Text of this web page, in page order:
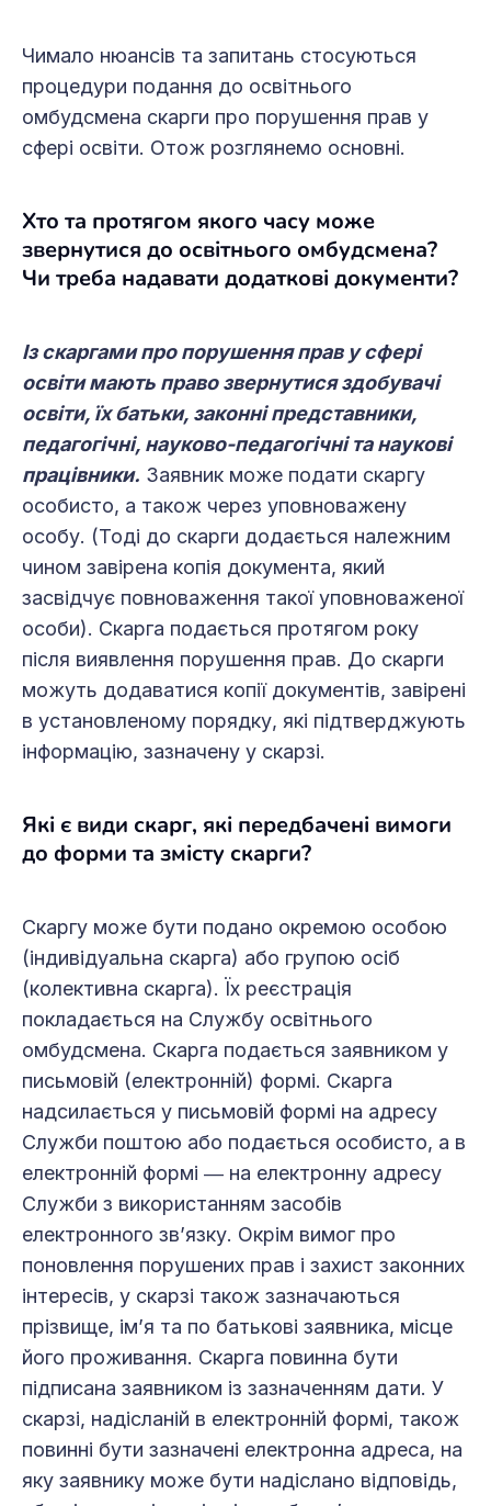
Чимало нюансів та запитань стосуються
процедури подання до освітнього
омбудсмена скарги про порушення прав у
сфері освіти. Отож розглянемо основні.
Хто та протягом якого часу може
звернутися до освітнього омбудсмена?
Чи треба надавати додаткові документи?
Із скаргами про порушення прав у сфері
освіти мають право звернутися здобувачі
освіти, їх батьки, законні представники,
педагогічні, науково-педагогічні та наукові
працівники. Заявник може подати скаргу
особисто, а також через уповноважену
особу. (Тоді до скарги додається належним
чином завірена копія документа, який
засвідчує повноваження такої уповноваженої
особи). Скарга подається протягом року
після виявлення порушення прав. До скарги
можуть додаватися копії документів, завірені
в установленому порядку, які підтверджують
інформацію, зазначену у скарзі.
Які є види скарг, які передбачені вимоги
до форми та змісту скарги?
Скаргу може бути подано окремою особою
(індивідуальна скарга) або групою осіб
(колективна скарга). Їх реєстрація
покладається на Службу освітнього
омбудсмена. Скарга подається заявником у
письмовій (електронній) формі. Скарга
надсилається у письмовій формі на адресу
Служби поштою або подається особисто, а в
електронній формі ― на електронну адресу
Служби з використанням засобів
електронного зв’язку. Окрім вимог про
поновлення порушених прав і захист законних
інтересів, у скарзі також зазначаються
прізвище, ім’я та по батькові заявника, місце
його проживання. Скарга повинна бути
підписана заявником із зазначенням дати. У
скарзі, надісланій в електронній формі, також
повинні бути зазначені електронна адреса, на
яку заявнику може бути надіслано відповідь,